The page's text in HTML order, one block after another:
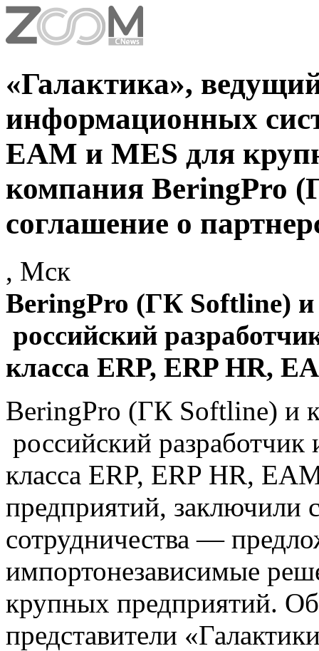
«Галактика»,
информационных
EAM и MES для
компания BeringPro
соглашение о
, Мск
BeringPro (ГК Softline)
российский
класса ERP, ERP HR,
BeringPro (ГК Softline) и
российский
класса ERP, ERP HR,
предприятий, заключили
сотрудничества —
импортонезависимые
крупных предприятий.
представители